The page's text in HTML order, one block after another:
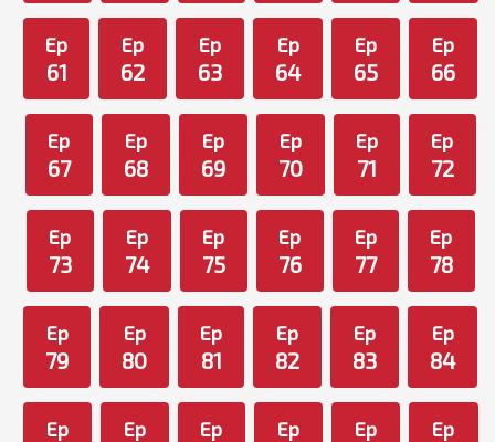
Ep
61
Ep
62
Ep
63
Ep
64
Ep
65
Ep
66
Ep
67
Ep
68
Ep
69
Ep
70
Ep
71
Ep
72
Ep
73
Ep
74
Ep
75
Ep
76
Ep
77
Ep
78
Ep
79
Ep
80
Ep
81
Ep
82
Ep
83
Ep
84
Ep Ep Ep Ep Ep Ep